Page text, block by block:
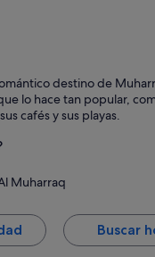
para familias, Playas y
destino de
lo hace tan popular,
cafés y sus playas.
Muharraq
Buscar